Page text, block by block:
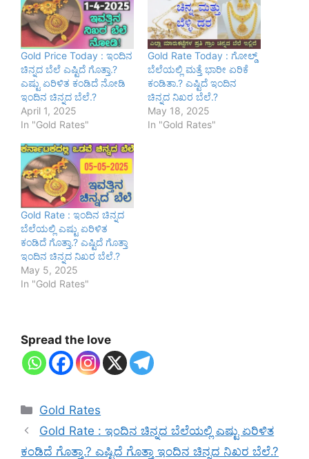
Gold Price Today : ಇಂದಿನ
ಚಿನ್ನದ ಬೆಲೆ ಎಷ್ಟಿದೆ ಗೊತ್ತಾ.?
ಎಷ್ಟು ಏರಿಳಿತ ಕಂಡಿದೆ ನೋಡಿ
ಇಂದಿನ ಚಿನ್ನದ ಬೆಲೆ.?
April 1, 2025
In "Gold Rates"
Gold Rate Today : ಗೋಲ್ಡ್
ಬೆಲೆಯಲ್ಲಿ ಮತ್ತೆ ಭಾರೀ ಏರಿಕೆ
ಕಂಡಿತಾ.? ಎಷ್ಟಿದೆ ಇಂದಿನ
ಚಿನ್ನದ ನಿಖರ ಬೆಲೆ.?
May 18, 2025
In "Gold Rates"
Gold Rate : ಇಂದಿನ ಚಿನ್ನದ
ಬೆಲೆಯಲ್ಲಿ ಎಷ್ಟು ಏರಿಳಿತ
ಕಂಡಿದೆ ಗೊತ್ತಾ.? ಎಷ್ಟಿದೆ ಗೊತ್ತಾ
ಇಂದಿನ ಚಿನ್ನದ ನಿಖರ ಬೆಲೆ.?
May 5, 2025
In "Gold Rates"
Spread the love
Categories
Gold Rates
Gold Rate : ಇಂದಿನ ಚಿನ್ನದ ಬೆಲೆಯಲ್ಲಿ ಎಷ್ಟು ಏರಿಳಿತ
ಕಂಡಿದೆ ಗೊತ್ತಾ.? ಎಷ್ಟಿದೆ ಗೊತ್ತಾ ಇಂದಿನ ಚಿನ್ನದ ನಿಖರ ಬೆಲೆ.?